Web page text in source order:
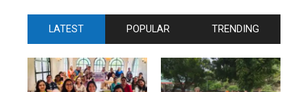
LATEST POPULAR TRENDING